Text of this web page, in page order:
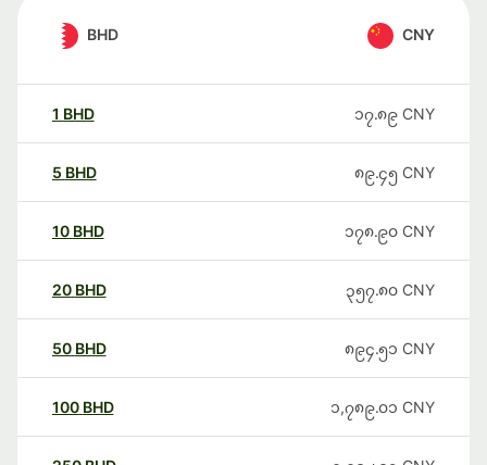
BHD CNY
1 BHD ၁၇.၈၉ CNY
5 BHD ၈၉.၄၅ CNY
10 BHD ၁၇၈.၉၀ CNY
20 BHD ၃၅၇.၈၀ CNY
50 BHD ၈၉၄.၅၁ CNY
100 BHD ၁,၇၈၉.၀၁ CNY